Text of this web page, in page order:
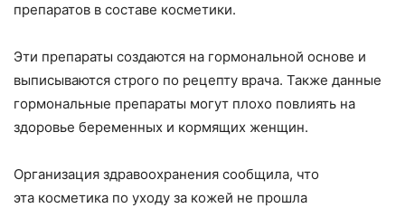
препаратов в составе косметики.
Эти препараты создаются на гормональной основе и
выписываются строго по рецепту врача. Также данные
гормональные препараты могут плохо повлиять на
здоровье беременных и кормящих женщин.
Организация здравоохранения сообщила, что
эта косметика по уходу за кожей не прошла